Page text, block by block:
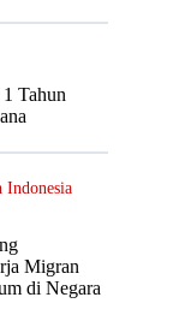
Tahun
Indonesia
Migran
di Negara